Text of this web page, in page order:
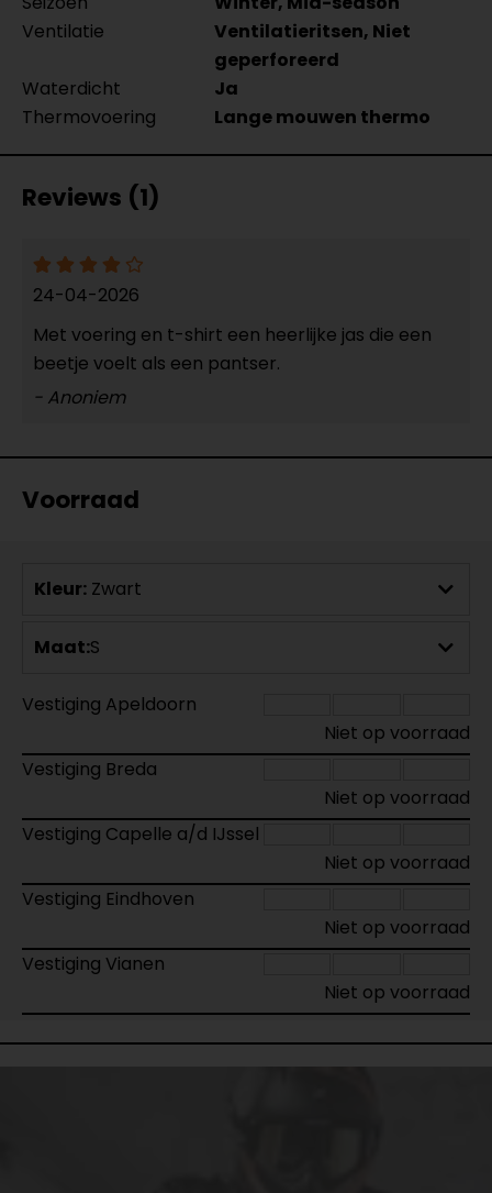
Ventilatie
Ventilatieritsen, Niet
geperforeerd
Waterdicht
Ja
Thermovoering
Lange mouwen thermo
Reviews (1)
24-04-2026
Met voering en t-shirt een heerlijke jas die een
beetje voelt als een pantser.
- Anoniem
Voorraad
Kleur: Zwart
Maat:S
Vestiging Apeldoorn
Niet op voorraad
Vestiging Breda
Niet op voorraad
Vestiging Capelle a/d IJssel
Niet op voorraad
Vestiging Eindhoven
Niet op voorraad
Vestiging Vianen
Niet op voorraad